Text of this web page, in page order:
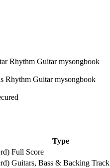
Type
Full Score
Guitars, Bass & Backing Track